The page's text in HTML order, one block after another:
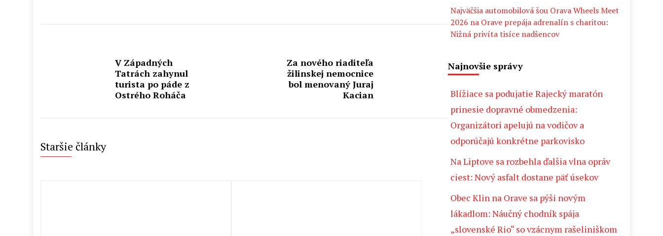
V Západných
Tatrách zahynul
turista po páde z
Ostrého Roháča
Za nového riaditeľa
žilinskej nemocnice
bol menovaný Juraj
Kacian
Staršie články
Najväčšia automobilová šou Orava Wheels Meet
2026 na Orave prepája adrenalín s charitou:
Nižná privíta tisíce nadšencov
Najnovšie správy
Blížiace sa podujatie Rajecký maratón
prinesie dopravné obmedzenia:
Organizátori apelujú na vodičov a
odporúčajú konkrétne parkovisko
Na Liptove sa rozbehla ďalšia vlna opráv
ciest: Nový asfalt dostane päť úsekov
Obec Klin na Orave sa pýši novým
lákadlom: Náučný chodník spája
„slovenské Rio“ so vzácnym rašeliniškom